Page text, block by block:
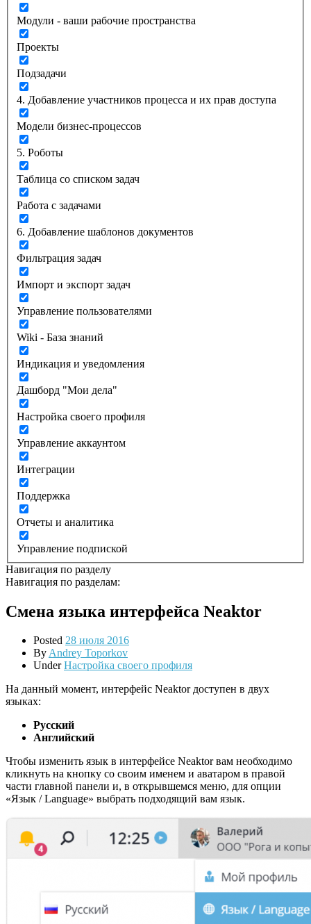
Модули - ваши рабочие пространства
Проекты
Подзадачи
4. Добавление участников процесса и их прав доступа
Модели бизнес-процессов
5. Роботы
Таблица со списком задач
Работа с задачами
6. Добавление шаблонов документов
Фильтрация задач
Импорт и экспорт задач
Управление пользователями
Wiki - База знаний
Индикация и уведомления
Дашборд "Мои дела"
Настройка своего профиля
Управление аккаунтом
Интеграции
Поддержка
Отчеты и аналитика
Управление подпиской
Навигация по разделу
Навигация по разделам:
Смена языка интерфейса Neaktor
Posted 28 июля 2016
ByAndrey Toporkov
UnderНастройка своего профиля
На данный момент, интерфейс Neaktor доступен в двух
языках:
Русский
Английский
Чтобы изменить язык в интерфейсе Neaktor вам необходимо
кликнуть на кнопку со своим именем и аватаром в правой
части главной панели и, в открывшемся меню, для опции
«Язык / Language» выбрать подходящий вам язык.